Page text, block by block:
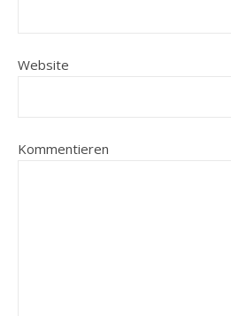
Website
Kommentieren